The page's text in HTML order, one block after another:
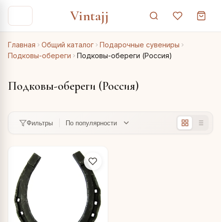
Vintajj
Главная Общий каталог
Подарочные сувениры
Подковы-обереги
Подковы-обереги (Россия)
Подковы-обереги (Россия)
Фильтры